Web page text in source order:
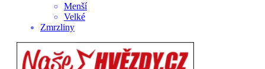
Menší
Velké
Zmrzliny